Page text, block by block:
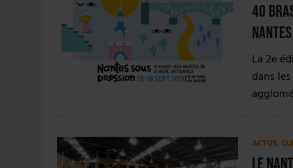
40
Nantes
La 2e
dans
ACTUS,